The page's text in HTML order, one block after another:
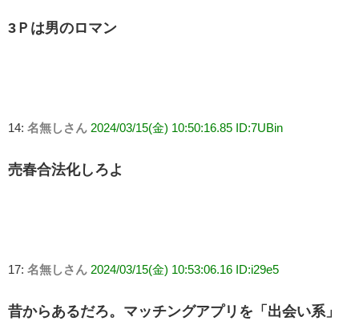
3Ｐは男のロマン
14: 名無しさん 2024/03/15(金) 10:50:16.85 ID:7UBin
売春合法化しろよ
17: 名無しさん 2024/03/15(金) 10:53:06.16 ID:i29e5
昔からあるだろ。マッチングアプリを「出会い系」